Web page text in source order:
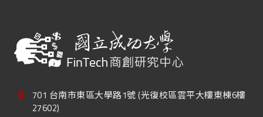
701 台南市東區大學路1號 (光復校區雲平大樓東棟6樓
27602)